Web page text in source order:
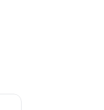
end prochain août 21 -